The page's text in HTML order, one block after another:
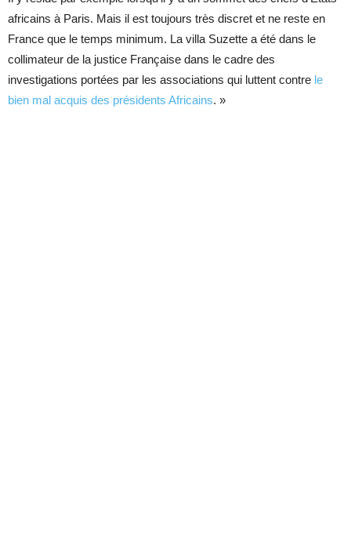
africains à Paris. Mais il est toujours très discret et ne reste en
France que le temps minimum. La villa Suzette a été dans le
collimateur de la justice Française dans le cadre des
investigations portées par les associations qui luttent contre le
bien mal acquis des présidents Africains. »